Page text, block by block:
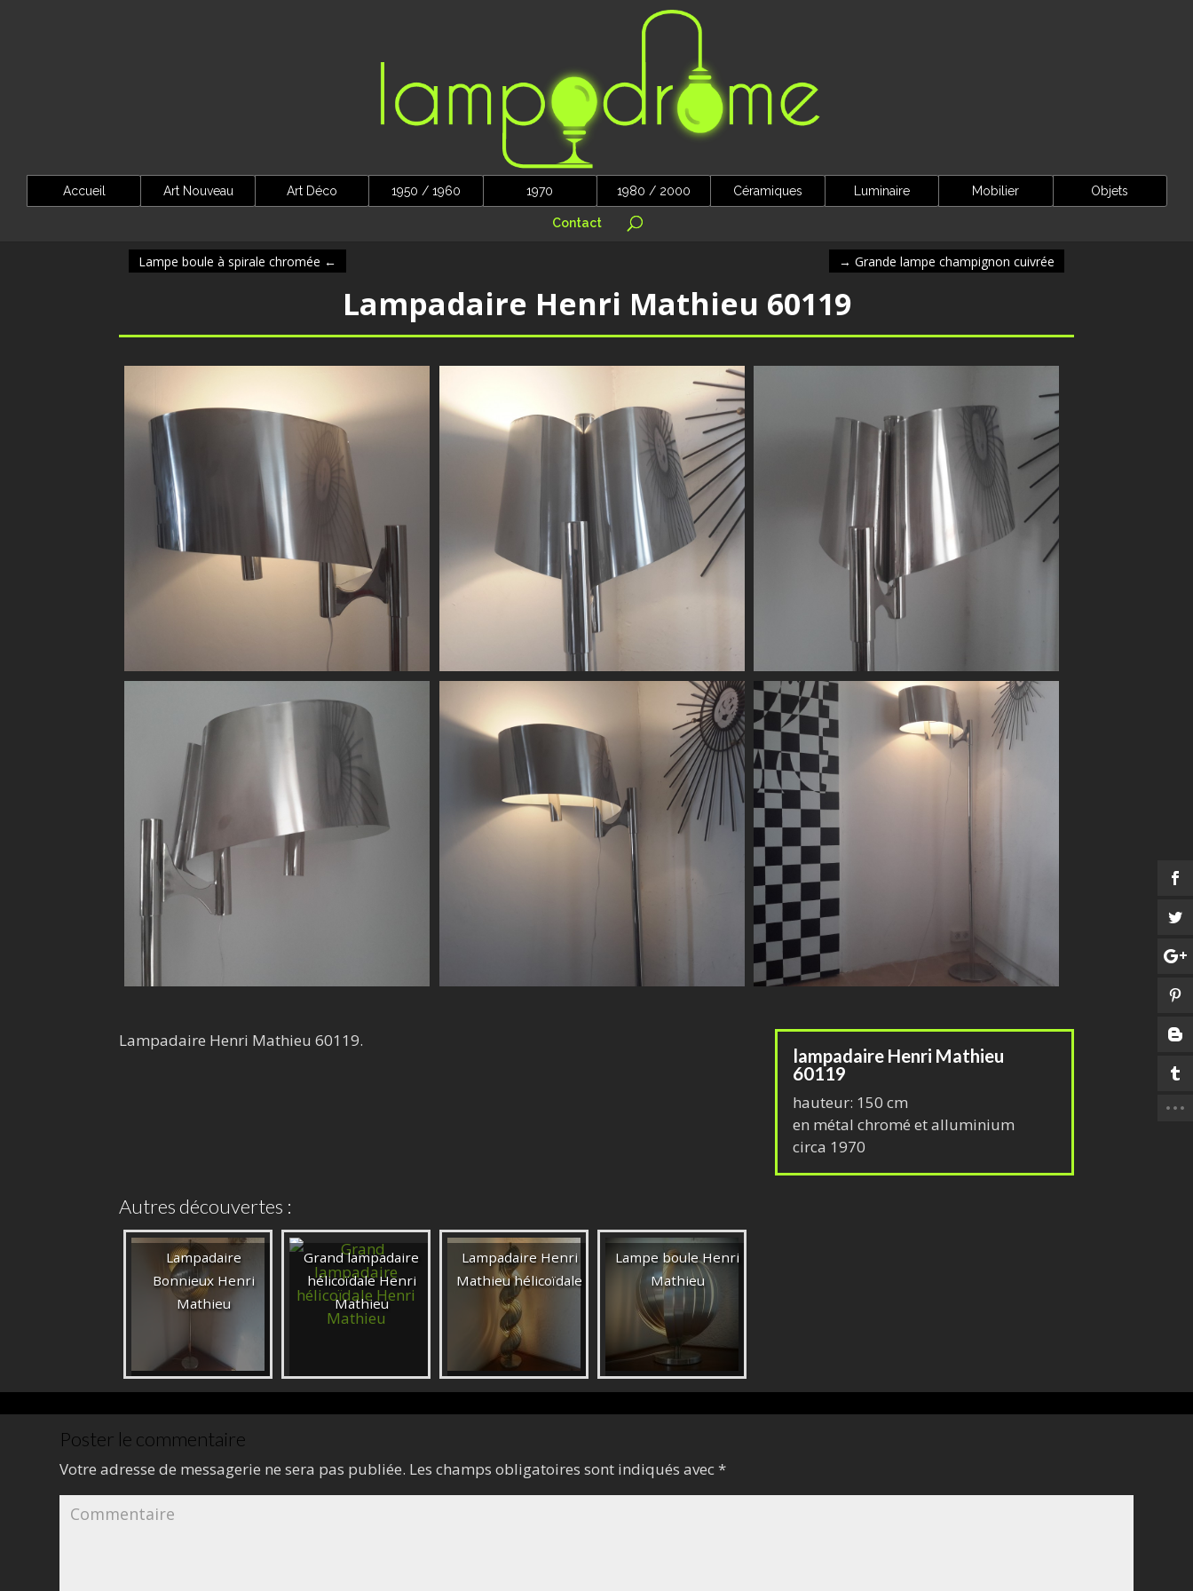
Accueil Art Nouveau Art Déco 1950 / 1960 1970 1980 / 2000 Céramiques Luminaire Mobilier Objets
Contact
Lampe boule à spirale chromée ← → Grande lampe champignon cuivrée
Lampadaire Henri Mathieu 60119
Lampadaire Henri Mathieu 60119.
lampadaire Henri Mathieu
60119
hauteur: 150 cm
en métal chromé et alluminium
circa 1970
Autres découvertes :
Lampadaire
Bonnieux Henri
Mathieu
Grand lampadaire
hélicoïdale Henri
Mathieu
Lampadaire Henri
Mathieu hélicoïdale
Lampe boule Henri
Mathieu
Poster le commentaire
Votre adresse de messagerie ne sera pas publiée. Les champs obligatoires sont indiqués avec*